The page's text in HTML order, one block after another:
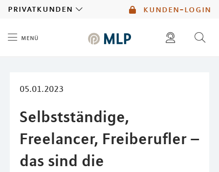
kunden-login
privatkunden
menü
05.01.2023
Selbstständige,
Freelancer, Freiberufler –
das sind die